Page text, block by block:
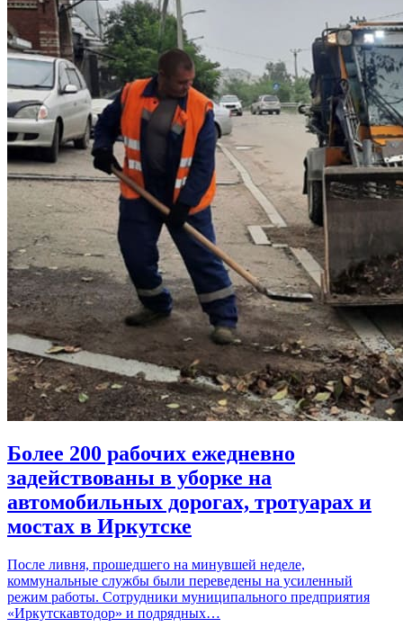
Более 200 рабочих ежедневно
задействованы в уборке на
автомобильных дорогах, тротуарах и
мостах в Иркутске
После ливня, прошедшего на минувшей неделе,
коммунальные службы были переведены на усиленный
режим работы. Сотрудники муниципального предприятия
«Иркутскавтодор» и подрядных…